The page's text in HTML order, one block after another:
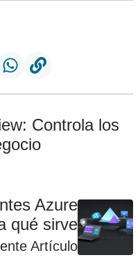
Controla los
Azure
qué sirve
Artículo